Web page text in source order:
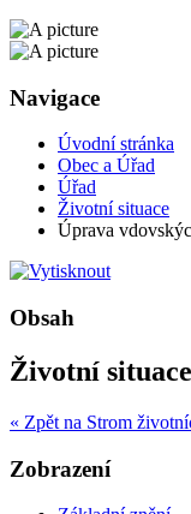
Navigace
Úvodní stránka
Obec a Úřad
Úřad
Životní situace
Úprava
Obsah
Životní situace
« Zpět na Strom
Zobrazení